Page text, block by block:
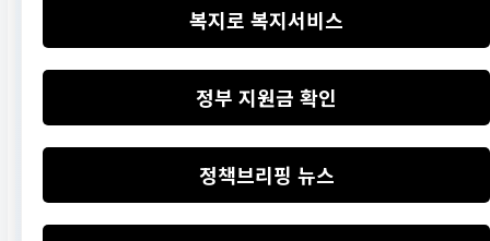
복지로 복지서비스
정부 지원금 확인
정책브리핑 뉴스